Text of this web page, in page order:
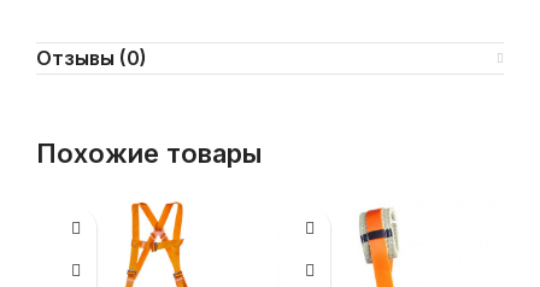
Отзывы (0)
Похожие товары